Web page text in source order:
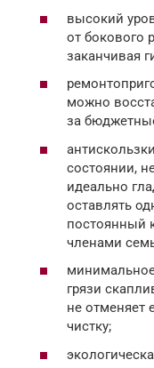
высокий
от бокового
заканчивая
можно
за
состоянии,
идеально
оставлять
постоянный
членами
грязи
не отменяет
чистку;